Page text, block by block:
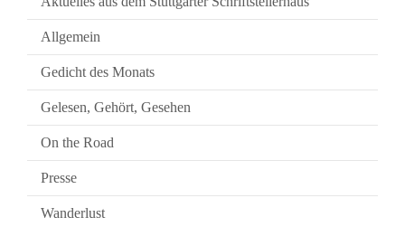
Allgemein
Gedicht des Monats
Gelesen, Gehört, Gesehen
On the Road
Presse
Wanderlust